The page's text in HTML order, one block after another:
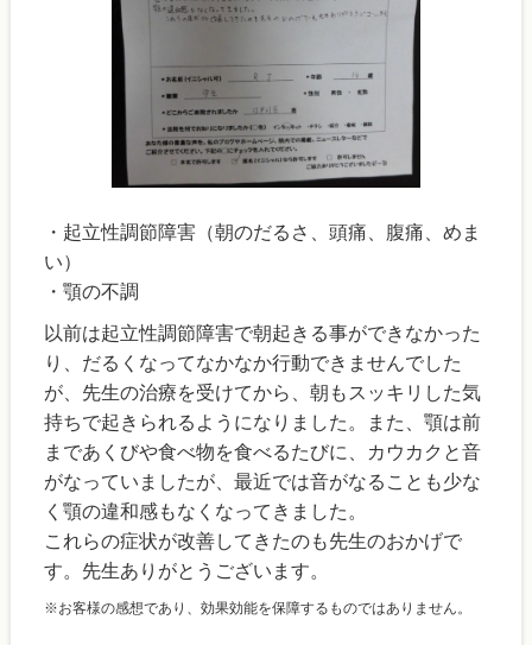
・起立性調節障害（朝のだるさ、頭痛、腹痛、めま
い）
・顎の不調
以前は起立性調節障害で朝起きる事ができなかった
り、だるくなってなかなか行動できませんでした
が、先生の治療を受けてから、朝もスッキリした気
持ちで起きられるようになりました。また、顎は前
まであくびや食べ物を食べるたびに、カウカクと音
がなっていましたが、最近では音がなることも少な
く顎の違和感もなくなってきました。
これらの症状が改善してきたのも先生のおかげで
す。先生ありがとうございます。
※お客様の感想であり、効果効能を保障するものではありません。